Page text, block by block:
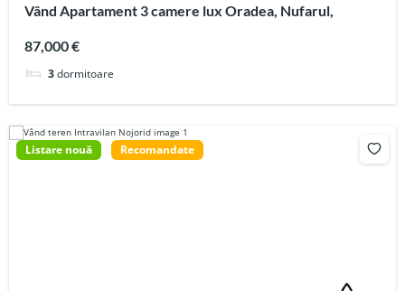
Vând Apartament 3 camere lux Oradea, Nufarul,
87,000 €
3dormitoare
Listare nouă Recomandate